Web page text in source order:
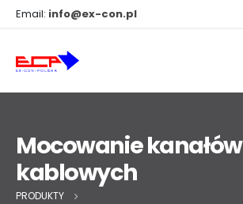
Email: info@ex-con.pl
Mocowanie kanałów
kablowych
PRODUKTY